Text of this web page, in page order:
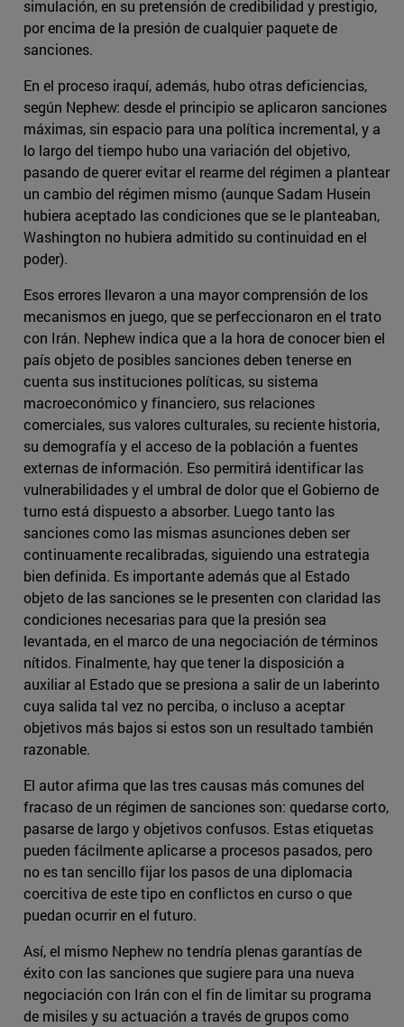
simulación, en su pretensión de credibilidad y prestigio,
por encima de la presión de cualquier paquete de
sanciones.
En el proceso iraquí, además, hubo otras deficiencias,
según Nephew: desde el principio se aplicaron sanciones
máximas, sin espacio para una política incremental, y a
lo largo del tiempo hubo una variación del objetivo,
pasando de querer evitar el rearme del régimen a plantear
un cambio del régimen mismo (aunque Sadam Husein
hubiera aceptado las condiciones que se le planteaban,
Washington no hubiera admitido su continuidad en el
poder).
Esos errores llevaron a una mayor comprensión de los
mecanismos en juego, que se perfeccionaron en el trato
con Irán. Nephew indica que a la hora de conocer bien el
país objeto de posibles sanciones deben tenerse en
cuenta sus instituciones políticas, su sistema
macroeconómico y financiero, sus relaciones
comerciales, sus valores culturales, su reciente historia,
su demografía y el acceso de la población a fuentes
externas de información. Eso permitirá identificar las
vulnerabilidades y el umbral de dolor que el Gobierno de
turno está dispuesto a absorber. Luego tanto las
sanciones como las mismas asunciones deben ser
continuamente recalibradas, siguiendo una estrategia
bien definida. Es importante además que al Estado
objeto de las sanciones se le presenten con claridad las
condiciones necesarias para que la presión sea
levantada, en el marco de una negociación de términos
nítidos. Finalmente, hay que tener la disposición a
auxiliar al Estado que se presiona a salir de un laberinto
cuya salida tal vez no perciba, o incluso a aceptar
objetivos más bajos si estos son un resultado también
razonable.
El autor afirma que las tres causas más comunes del
fracaso de un régimen de sanciones son: quedarse corto,
pasarse de largo y objetivos confusos. Estas etiquetas
pueden fácilmente aplicarse a procesos pasados, pero
no es tan sencillo fijar los pasos de una diplomacia
coercitiva de este tipo en conflictos en curso o que
puedan ocurrir en el futuro.
Así, el mismo Nephew no tendría plenas garantías de
éxito con las sanciones que sugiere para una nueva
negociación con Irán con el fin de limitar su programa
de misiles y su actuación a través de grupos como